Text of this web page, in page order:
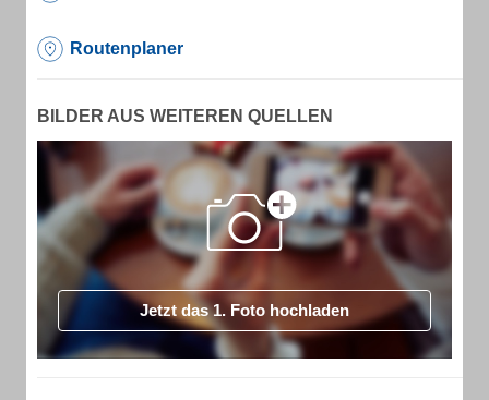
Routenplaner
BILDER AUS WEITEREN QUELLEN
Jetzt das 1. Foto hochladen